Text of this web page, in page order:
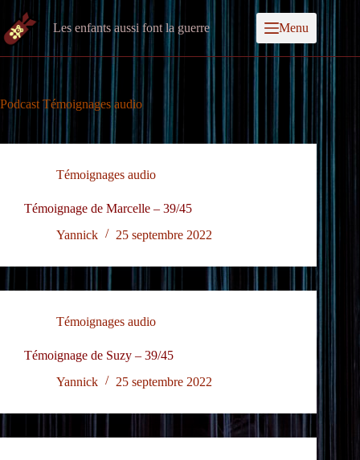
Les enfants aussi font la guerre Menu
Podcast Témoignages audio
Témoignages audio
Témoignage de Marcelle – 39/45
Yannick
25 septembre 2022
Témoignages audio
Témoignage de Suzy – 39/45
Yannick
25 septembre 2022